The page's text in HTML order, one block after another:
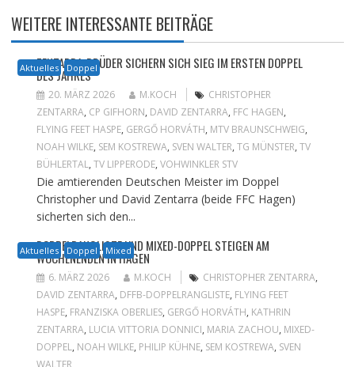
WEITERE INTERESSANTE BEITRÄGE
Aktuelles Doppel
ZENTARRA-BRÜDER SICHERN SICH SIEG IM ERSTEN DOPPEL
DES JAHRES
20. MÄRZ 2026 M.KOCH
CHRISTOPHER
ZENTARRA, CP GIFHORN, DAVID ZENTARRA, FFC HAGEN,
FLYING FEET HASPE, GERGŐ HORVÁTH, MTV BRAUNSCHWEIG,
NOAH WILKE, SEM KOSTREWA, SVEN WALTER, TG MÜNSTER, TV
BÜHLERTAL, TV LIPPERODE, VOHWINKLER STV
Die amtierenden Deutschen Meister im Doppel
Christopher und David Zentarra (beide FFC Hagen)
sicherten sich den...
Aktuelles Doppel Mixed
DOPPELRANGLISTE UND MIXED-DOPPEL STEIGEN AM
WOCHENENDEN IN HAGEN
6. MÄRZ 2026 M.KOCH CHRISTOPHER ZENTARRA,
DAVID ZENTARRA, DFFB-DOPPELRANGLISTE, FLYING FEET
HASPE, FRANZISKA OBERLIES, GERGŐ HORVÁTH, KATHRIN
ZENTARRA, LUCIA VITTORIA DONNICI, MARIA ZACHOU, MIXED-
DOPPEL, NOAH WILKE, PHILIP KÜHNE, SEM KOSTREWA, SVEN
WALTER